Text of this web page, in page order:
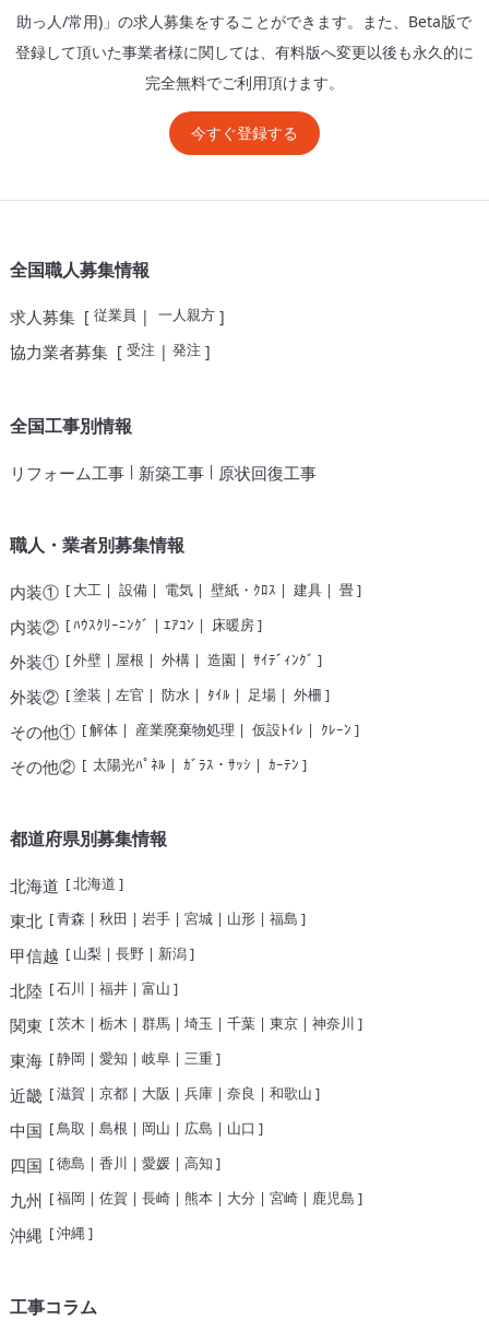
助っ人/常用)」の求人募集をすることができます。また、Beta版で
登録して頂いた事業者様に関しては、有料版へ変更以後も永久的に
完全無料でご利用頂けます。
今すぐ登録する
全国職人募集情報
求人募集[ 従業員| 一人親方]
協力業者募集[ 受注| 発注]
全国工事別情報
リフォーム工事| 新築工事| 原状回復工事
職人・業者別募集情報
内装①[ 大工| 設備| 電気| 壁紙・ｸﾛｽ | 建具| 畳]
内装②[ﾊｳｽｸﾘｰﾆﾝｸﾞ | ｴｱｺﾝ | 床暖房]
外装①[外壁| 屋根 | 外構| 造園 | ｻｲﾃﾞｨﾝｸﾞ ]
外装②[塗装 | 左官 | 防水| ﾀｲﾙ | 足場| 外柵 ]
その他①[解体| 産業廃棄物処理 | 仮設ﾄｲﾚ | ｸﾚｰﾝ ]
その他②[ 太陽光ﾊﾟﾈﾙ | ｶﾞﾗｽ・ｻｯｼ | ｶｰﾃﾝ ]
都道府県別募集情報
北海道 [北海道 ]
東北 [青森 | 秋田 | 岩手| 宮城| 山形| 福島 ]
甲信越 [ 山梨 | 長野| 新潟]
北陸 [石川 | 福井| 富山 ]
関東 [茨木 | 栃木 | 群馬| 埼玉 | 千葉| 東京| 神奈川 ]
東海[静岡 | 愛知 | 岐阜| 三重]
近畿[滋賀 | 京都| 大阪 | 兵庫| 奈良 | 和歌山 ]
中国 [鳥取 | 島根 | 岡山 | 広島 | 山口 ]
四国 [徳島 | 香川 | 愛媛| 高知 ]
九州 [福岡 | 佐賀 | 長崎| 熊本| 大分 | 宮崎| 鹿児島 ]
沖縄 [沖縄]
工事コラム